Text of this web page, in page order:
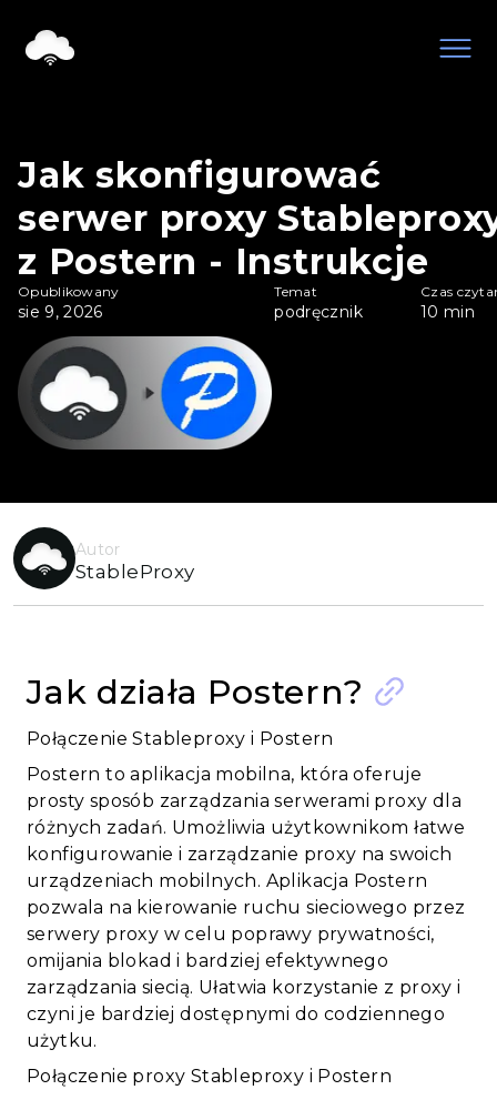
Jak skonfigurować
serwer proxy
z Postern - Instrukcje
Opublikowany
sie 9, 2026
Temat
podręcznik
Czas
10min
Autor
StableProxy
Jak działa Postern?
Połączenie Stableproxy i Postern
Postern to aplikacja mobilna, która oferuje
prosty sposób zarządzania serwerami proxy dla
różnych zadań. Umożliwia użytkownikom łatwe
konfigurowanie i zarządzanie proxy na swoich
urządzeniach mobilnych. Aplikacja Postern
pozwala na kierowanie ruchu sieciowego przez
serwery proxy w celu poprawy prywatności,
omijania blokad i bardziej efektywnego
zarządzania siecią. Ułatwia korzystanie z proxy i
czyni je bardziej dostępnymi do codziennego
użytku.
Połączenie proxy Stableproxy i Postern